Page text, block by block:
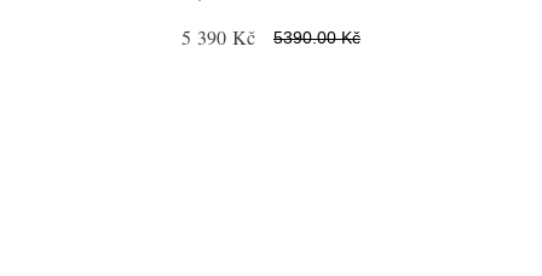
5 390 Kč 5390.00 Kč